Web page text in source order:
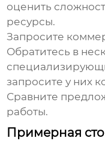
оценить
ресурсы.
Запросите
Обратитесь в
запросите у них
Сравните
работы.
Примерная